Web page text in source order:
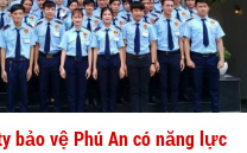
bảo vệ Phú An có năng lực